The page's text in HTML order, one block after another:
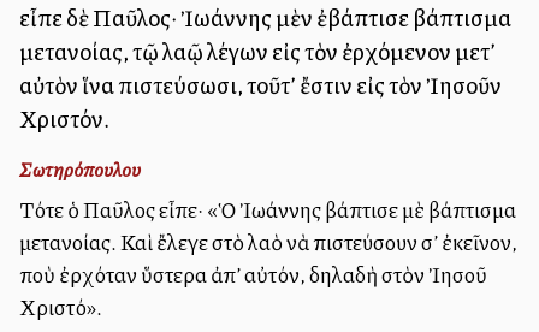
εἶπε δὲ Παῦλος· Ἰωάννης μὲν ἐβάπτισε βάπτισμα
μετανοίας, τῷ λαῷ λέγων εἰς τὸν ἐρχόμενον μετ’
αὐτὸν ἵνα πιστεύσωσι, τοῦτ’ ἔστιν εἰς τὸν Ἰησοῦν
Χριστόν.
Σωτηρόπουλου
Τότε ὁ Παῦλος εἶπε· «Ὁ Ἰωάννης βάπτισε μὲ βάπτισμα
μετανοίας. Καὶ ἔλεγε στὸ λαὸ νὰ πιστεύσουν σ’ ἐκεῖνον,
ποὺ ἐρχόταν ὕστερα ἀπ’ αὐτόν, δηλαδὴ στὸν Ἰησοῦ
Χριστό».